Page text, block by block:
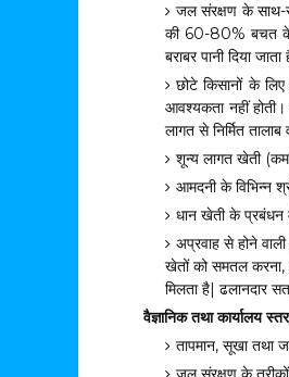
जल संरक्षण के साथ-
की 60-80% बचत के
बराबर पानी दिया
छोटे किसानों के
आवश्यकता नहीं
लागत से निर्मित
शून्य लागत खेती
आमदनी के विभिन्न
धान खेती के प्रबंधन
अप्रवाह से होने
खेतों को समतल करना,
मिलता है| ढलानदार
वैज्ञानिक तथा कार्यालय
तापमान, सूखा तथा